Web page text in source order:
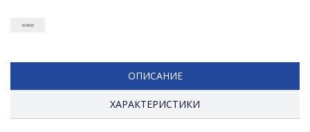
ОПИСАНИЕ
ХАРАКТЕРИСТИКИ